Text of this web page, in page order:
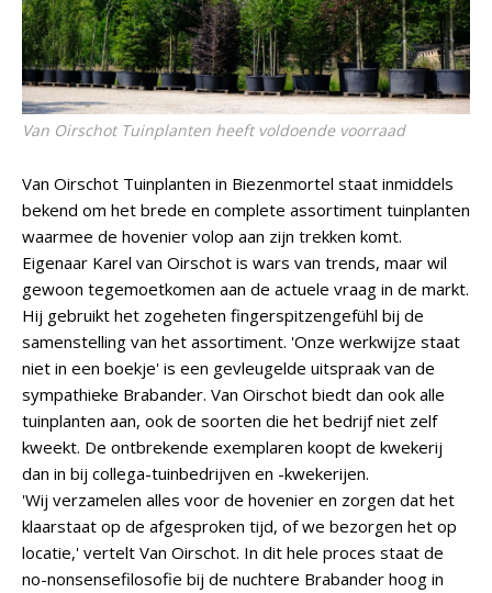
Van Oirschot Tuinplanten heeft voldoende voorraad
Van Oirschot Tuinplanten in Biezenmortel staat inmiddels
bekend om het brede en complete assortiment tuinplanten
waarmee de hovenier volop aan zijn trekken komt.
Eigenaar Karel van Oirschot is wars van trends, maar wil
gewoon tegemoetkomen aan de actuele vraag in de markt.
Hij gebruikt het zogeheten fingerspitzengefühl bij de
samenstelling van het assortiment. 'Onze werkwijze staat
niet in een boekje' is een gevleugelde uitspraak van de
sympathieke Brabander. Van Oirschot biedt dan ook alle
tuinplanten aan, ook de soorten die het bedrijf niet zelf
kweekt. De ontbrekende exemplaren koopt de kwekerij
dan in bij collega-tuinbedrijven en -kwekerijen.
'Wij verzamelen alles voor de hovenier en zorgen dat het
klaarstaat op de afgesproken tijd, of we bezorgen het op
locatie,' vertelt Van Oirschot. In dit hele proces staat de
no-nonsensefilosofie bij de nuchtere Brabander hoog in